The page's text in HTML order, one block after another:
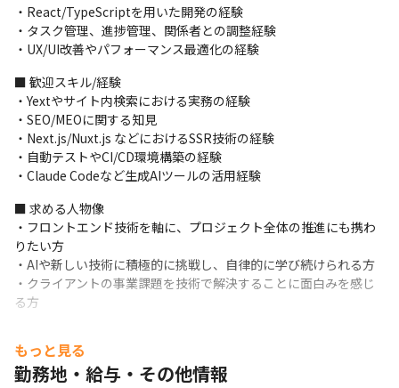
・90日以内：主要プロジェクトにキャッチアップし、要件定義〜
実装まで自走できる状態
・180日以内：リードタイム短縮（例：平均サイクルタイム
結する改善提案の実施
■ この仕事の面白み、魅力
・日本を代表する大手企業のDXを支えるプロジェクトに携わり、
数百万人規模の顧客体験を変えるやりがいがあります（主要クラ
イアント例：株式会社JTB、旭化成ホームズ株式会社、株式会社
＜募集背景＞
当社は、企業や店舗の情報を一元管理し『Googleマップ』や公式
サイトの検索に自動で反映するクラウドサービス『Yext』を活用
し、企業のDXを支援しています。
『Yext』は誤情報や反映遅れを減らし、顧客が探している情報に
ォームです。未経験でも入社後に習得できます。
今回募集するのは、React/TypeScriptを中心としたフロントエン
ド開発の経験を活かし、プロジェクト全体の推進や改善提案にも
・React/TypeScriptを用いた開発の経験
・タスク管理、進捗管理、関係者との調整経験
・UX/UI改善やパフォーマンス最適化の経験
■ 歓迎スキル/経験
・Yextやサイト内検索における実務の経験
・SEO/MEOに関する知見
・Next.js/Nuxt.js などにおけるSSR技術の経験
・自動テストやCI/CD環境構築の経験
・Claude Codeなど生成AIツールの活用経験
■ 求める人物像
・フロントエンド技術を軸に、プロジェクト全体の推進にも携わ
りたい方
・AIや新しい技術に積極的に挑戦し、自律的に学び続けられる方
・クライアントの事業課題を技術で解決することに面白みを感じ
る方
もっと見る
勤務地・給与・その他情報